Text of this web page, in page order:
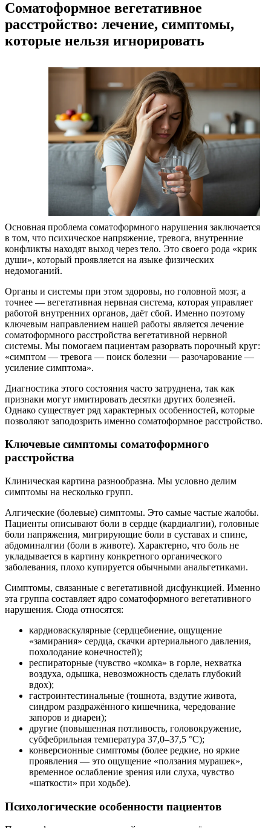
Соматоформное вегетативное
расстройство: лечение, симптомы,
которые нельзя игнорировать
Основная проблема соматоформного нарушения заключается
в том, что психическое напряжение, тревога, внутренние
конфликты находят выход через тело. Это своего рода «крик
души», который проявляется на языке физических
недомоганий.
Органы и системы при этом здоровы, но головной мозг, а
точнее — вегетативная нервная система, которая управляет
работой внутренних органов, даёт сбой. Именно поэтому
ключевым направлением нашей работы является лечение
соматоформного расстройства вегетативной нервной
системы. Мы помогаем пациентам разорвать порочный круг:
«симптом — тревога — поиск болезни — разочарование —
усиление симптома».
Диагностика этого состояния часто затруднена, так как
признаки могут имитировать десятки других болезней.
Однако существует ряд характерных особенностей, которые
позволяют заподозрить именно соматоформное расстройство.
Ключевые симптомы соматоформного
расстройства
Клиническая картина разнообразна. Мы условно делим
симптомы на несколько групп.
Алгические (болевые) симптомы. Это самые частые жалобы.
Пациенты описывают боли в сердце (кардиалгии), головные
боли напряжения, мигрирующие боли в суставах и спине,
абдоминалгии (боли в животе). Характерно, что боль не
укладывается в картину конкретного органического
заболевания, плохо купируется обычными анальгетиками.
Симптомы, связанные с вегетативной дисфункцией. Именно
эта группа составляет ядро соматоформного вегетативного
нарушения. Сюда относятся:
кардиоваскулярные (сердцебиение, ощущение
«замирания» сердца, скачки артериального давления,
похолодание конечностей);
респираторные (чувство «комка» в горле, нехватка
воздуха, одышка, невозможность сделать глубокий
вдох);
гастроинтестинальные (тошнота, вздутие живота,
синдром раздражённого кишечника, чередование
запоров и диареи);
другие (повышенная потливость, головокружение,
субфебрильная температура 37,0–37,5 °C);
конверсионные симптомы (более редкие, но яркие
проявления — это ощущение «ползания мурашек»,
временное ослабление зрения или слуха, чувство
«шаткости» при ходьбе).
Психологические особенности пациентов